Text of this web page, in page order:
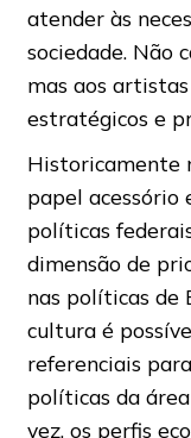
atender às
sociedade. Não
mas aos
estratégicos e
Historicamente
papel acessório
políticas
dimensão de
nas políticas de
cultura é
referenciais
políticas da
vez, os perfis